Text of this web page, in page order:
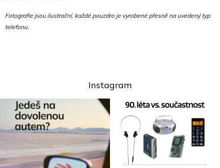
Fotografie jsou ilustrační, každé pouzdro je vyrobené přesně na uvedený typ
telefonu.
Instagram